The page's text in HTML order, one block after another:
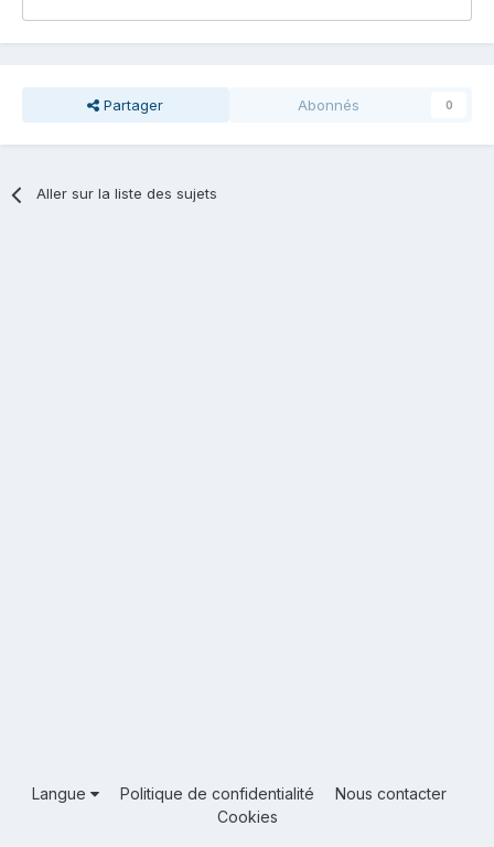
Partager Abonnés 0
Aller sur la liste des sujets
Langue Politique de confidentialité
Nous contacter
Cookies